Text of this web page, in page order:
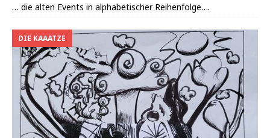
… die alten Events in alphabetischer Reihenfolge….
DIE KAAATZE